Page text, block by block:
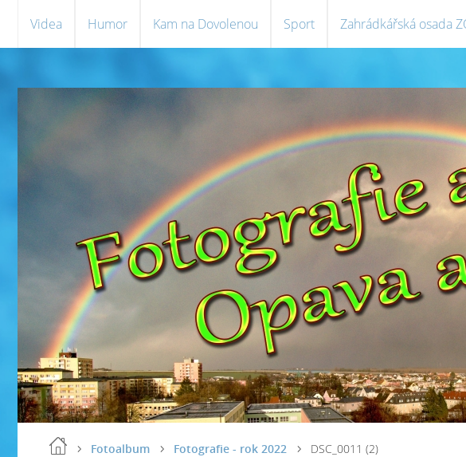
Videa Humor Kam na Dovolenou Sport Zahrádkářská osada
Fotoalbum Fotografie - rok 2022 DSC_0011 (2)